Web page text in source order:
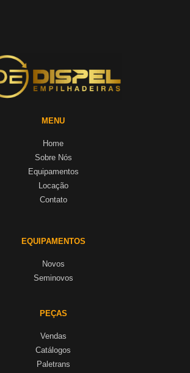
MENU
Home
Sobre Nós
Equipamentos
Locação
Contato
EQUIPAMENTOS
Novos
Seminovos
PEÇAS
Vendas
Catálogos
Paletrans